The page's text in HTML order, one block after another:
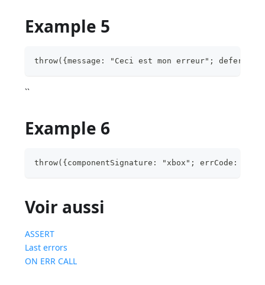
Example 5
throw({message: "Ceci est mon erreur";
``
Example 6
throw({componentSignature: "xbox"; errCode:
Voir aussi
ASSERT
Last errors
ON ERR CALL